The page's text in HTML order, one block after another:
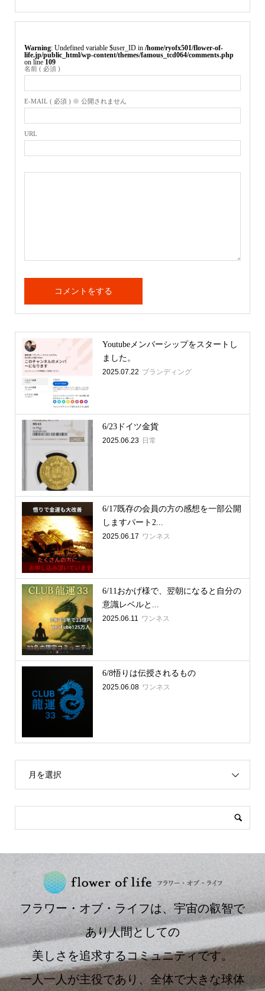
Warning : Undefined variable $user_ID in /home/ryofx501/flower-of-
life.jp/public_html/wp-content/themes/famous_tcd064/comments.php
on line 109
名前 ( 必須 )
E-MAIL ( 必須 ) ※ 公開されません
URL
Youtubeメンバーシップをスタートし
ました。
2025.07.22 ブランディング
6/23ドイツ金貨
2025.06.23 日常
6/17既存の会員の方の感想を一部公開
しますパート2...
2025.06.17 ワンネス
6/11おかげ様で、翌朝になると自分の
意識レベルと...
2025.06.11 ワンネス
6/8悟りは伝授されるもの
2025.06.08 ワンネス
月を選択
フラワー・オブ・ライフは、宇宙の叡智で
あり人間としての
美しさを追求するコミュニティです。
一人一人が主役であり、全体で大きな球体